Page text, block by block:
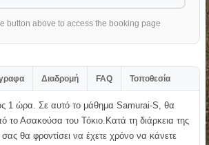
button above to access the booking page
Διαδρομή FAQ Τοποθεσία
1 ώρα. Σε αυτό το μάθημα Samurai-S, θα
το Ασακούσα του Τόκιο.Κατά τη διάρκεια της
θα φροντίσει να έχετε χρόνο να κάνετε